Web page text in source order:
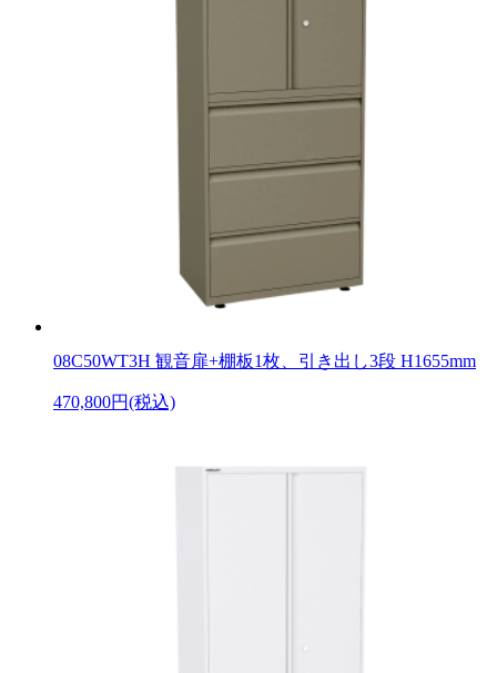
08C50WT3H 観音扉+棚板1枚、引き出し3段 H1655mm
470,800円(税込)